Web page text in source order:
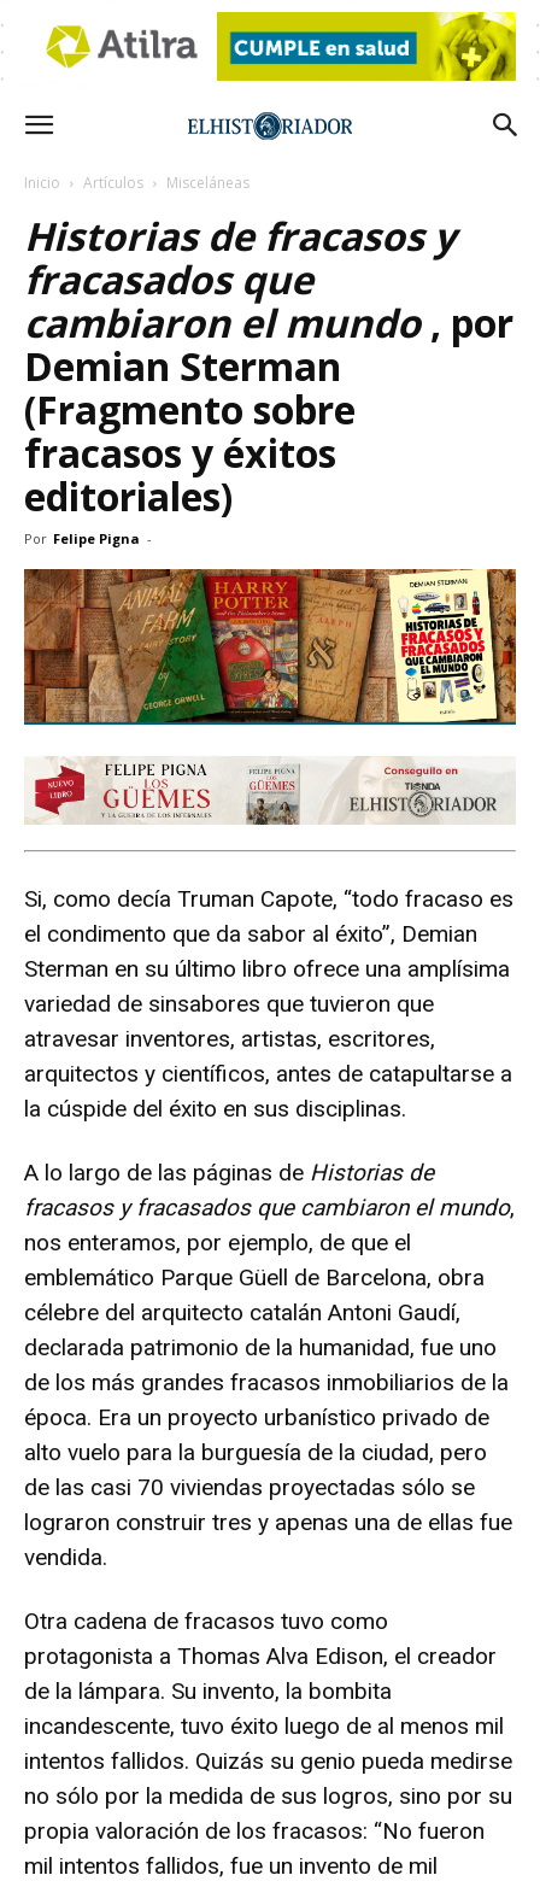
Inicio Artículos Misceláneas
Historias de fracasos y
fracasados que
cambiaron el mundo , por
Demian Sterman
(Fragmento sobre
fracasos y éxitos
editoriales)
Por Felipe Pigna -
Si, como decía Truman Capote, “todo fracaso es
el condimento que da sabor al éxito”, Demian
Sterman en su último libro ofrece una amplísima
variedad de sinsabores que tuvieron que
atravesar inventores, artistas, escritores,
arquitectos y científicos, antes de catapultarse a
la cúspide del éxito en sus disciplinas.
A lo largo de las páginas de Historias de
fracasos y fracasados que cambiaron el mundo,
nos enteramos, por ejemplo, de que el
emblemático Parque Güell de Barcelona, obra
célebre del arquitecto catalán Antoni Gaudí,
declarada patrimonio de la humanidad, fue uno
de los más grandes fracasos inmobiliarios de la
época. Era un proyecto urbanístico privado de
alto vuelo para la burguesía de la ciudad, pero
de las casi 70 viviendas proyectadas sólo se
lograron construir tres y apenas una de ellas fue
vendida.
Otra cadena de fracasos tuvo como
protagonista a Thomas Alva Edison, el creador
de la lámpara. Su invento, la bombita
incandescente, tuvo éxito luego de al menos mil
intentos fallidos. Quizás su genio pueda medirse
no sólo por la medida de sus logros, sino por su
propia valoración de los fracasos: “No fueron
mil intentos fallidos, fue un invento de mil